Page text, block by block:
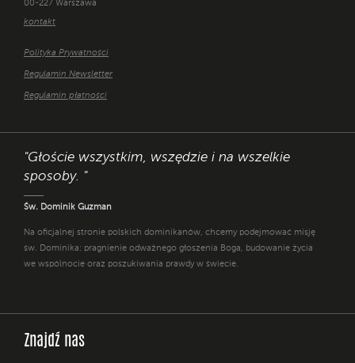
00-227 Warszawa
kontakt
Polityka Prywatności
Regulamin Newsletter
Regulamin płatności
"Głoście wszystkim, wszędzie i na wszelkie
sposoby. "
Św. Dominik Guzman
Na oficjalnej stronie polskich dominikanów, chcemy podejmować misję
św. Dominika: pragnienie odważnego głoszenia Boga, budowanie życia
we wspólnocie oraz poszukiwania prawdy w świecie.
Znajdź nas